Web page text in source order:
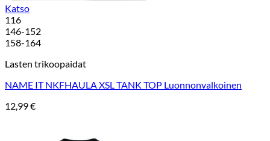
Katso
116
146-152
158-164
Lasten trikoopaidat
NAME IT NKFHAULA XSL TANK TOP Luonnonvalkoinen
12,99€